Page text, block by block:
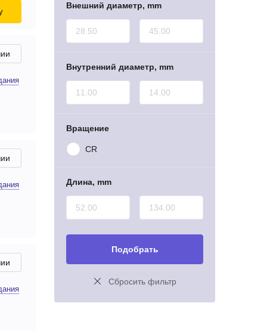
Внешний диаметр, mm
Внутренний диаметр, mm
Вращение
CR
Длина, mm
Подобрать
Сбросить фильтр